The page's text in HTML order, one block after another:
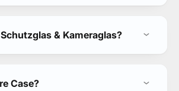
& Kameraglas?
Case?